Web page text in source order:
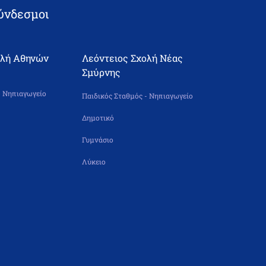
Αθηνών
Νηπιαγωγείο
Λεόντειος Σχολή Νέας
Σμύρνης
Παιδικός Σταθμός - Νηπιαγωγείο
Δημοτικό
Γυμνάσιο
Λύκειο